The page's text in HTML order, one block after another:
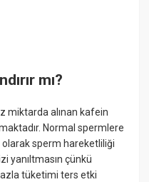
mı?
miktarda alınan kafein
Normal spermlere
sperm hareketliliği
yanıltmasın çünkü
tüketimi ters etki